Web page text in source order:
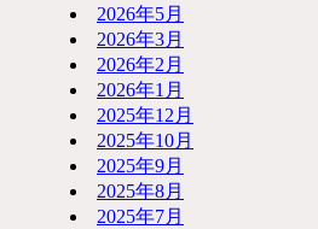
2026年5月
2026年3月
2026年2月
2026年1月
2025年12月
2025年10月
2025年9月
2025年8月
2025年7月